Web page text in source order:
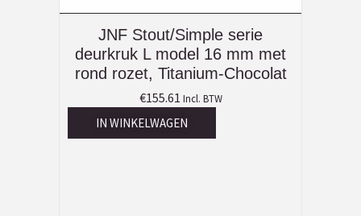
JNF Stout/Simple serie
deurkruk L model 16 mm met
rond rozet, Titanium-Chocolat
€155.61 Incl. BTW
IN WINKELWAGEN